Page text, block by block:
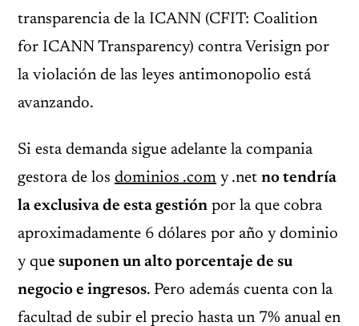
transparencia de la ICANN (CFIT: Coalition
for ICANN Transparency) contra Verisign por
la violación de las leyes antimonopolio está
avanzando.
Si esta demanda sigue adelante la compania
gestora de los dominios .com y .net no tendría
la exclusiva de esta gestión por la que cobra
aproximadamente 6 dólares por año y dominio
y que suponen un alto porcentaje de su
negocio e ingresos. Pero además cuenta con la
facultad de subir el precio hasta un 7% anual en